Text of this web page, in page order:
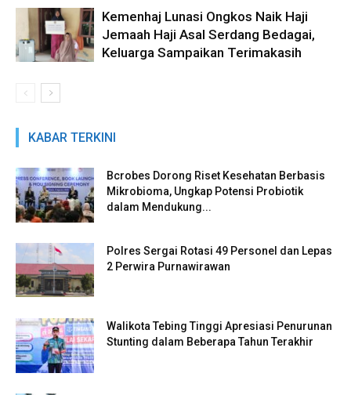
Kemenhaj Lunasi Ongkos Naik Haji
Jemaah Haji Asal Serdang Bedagai,
Keluarga Sampaikan Terimakasih
KABAR TERKINI
Bcrobes Dorong Riset Kesehatan Berbasis
Mikrobioma, Ungkap Potensi Probiotik
dalam Mendukung...
Polres Sergai Rotasi 49 Personel dan Lepas
2 Perwira Purnawirawan
Walikota Tebing Tinggi Apresiasi Penurunan
Stunting dalam Beberapa Tahun Terakhir